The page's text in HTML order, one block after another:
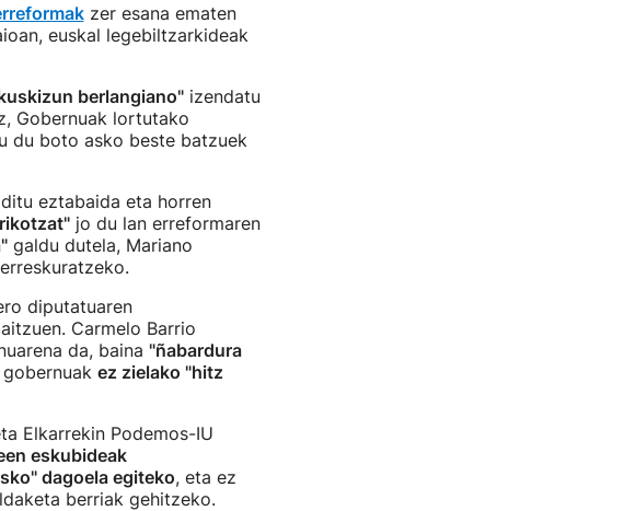
zer esana ematen
euskal legebiltzarkideak
berlangiano"izendatu
Gobernuak lortutako
du boto asko beste batzuek
eztabaida eta horren
jo du lan erreformaren
galdu dutela, Mariano
diputatuaren
Carmelo Barrio
da, baina "ñabardura
ez zielako "hitz
Elkarrekin Podemos-IU
eskubideak
dagoela egiteko, eta ez
berriak gehitzeko.